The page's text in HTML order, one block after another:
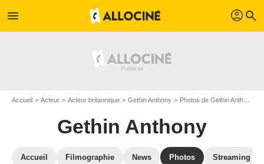
menu profil search
Accueil Acteur Acteur britannique Gethin Anthony Photos de Gethin Anthony
Gethin Anthony
Accueil Filmographie News Photos Streaming